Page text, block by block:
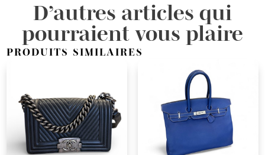
D’autres articles qui
pourraient vous plaire
PRODUITS SIMILAIRES